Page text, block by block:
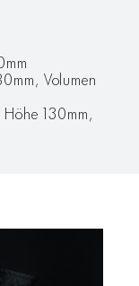
Volumen
130mm,